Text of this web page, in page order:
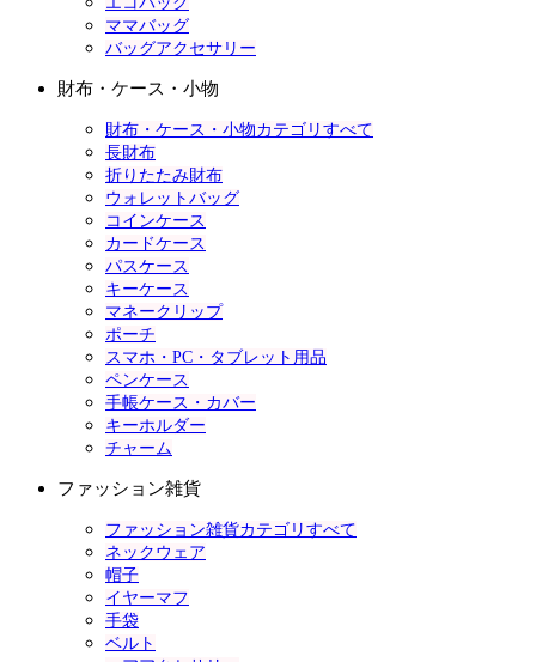
ママバッグ
バッグアクセサリー
財布・ケース・小物
財布・ケース・小物カテゴリすべて
長財布
折りたたみ財布
ウォレットバッグ
コインケース
カードケース
パスケース
キーケース
マネークリップ
ポーチ
スマホ・PC・タブレット用品
ペンケース
手帳ケース・カバー
キーホルダー
チャーム
ファッション雑貨
ファッション雑貨カテゴリすべて
ネックウェア
帽子
イヤーマフ
手袋
ベルト